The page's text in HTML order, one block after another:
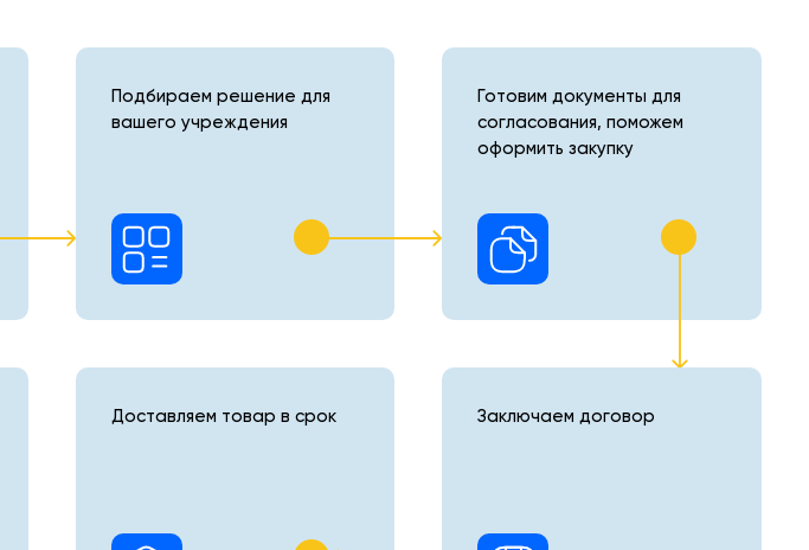
Подбираем решение для
вашего учреждения
Готовим документы для
согласования, поможем
оформить закупку
Доставляем товар в срок Заключаем договор